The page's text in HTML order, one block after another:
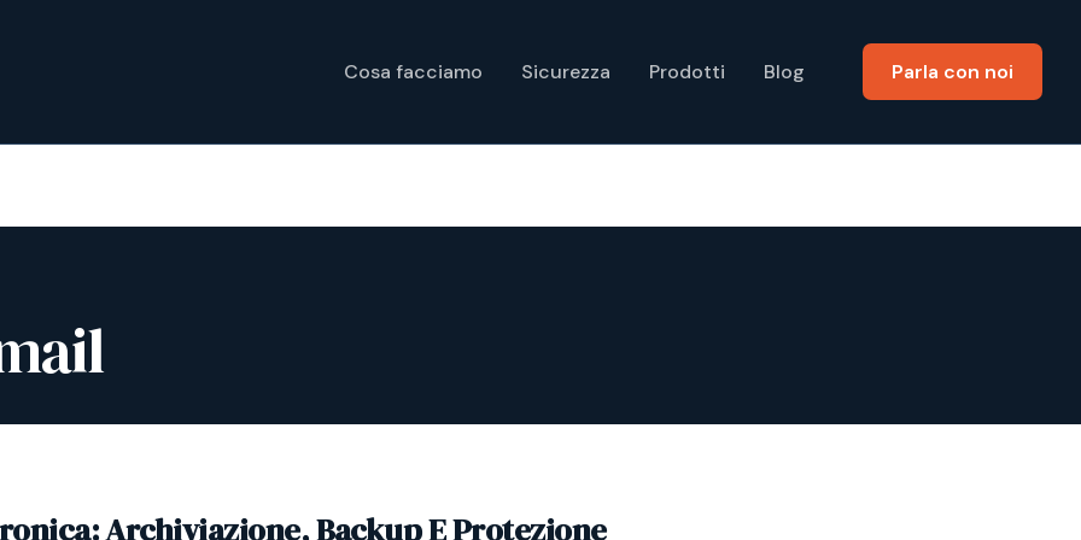
Cosa facciamo Sicurezza Prodotti Blog Parla con noi
Archiviazione, Backup E Protezione